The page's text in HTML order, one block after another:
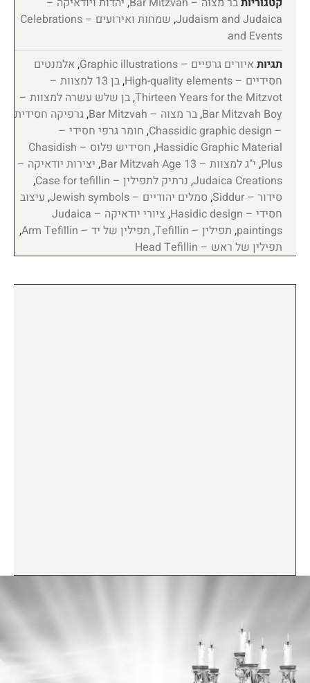
Judaism and Judaica
,
שמחות ואירועים – Celebrations
and Events
תגיות איורים גרפיים – Graphic illustrations , אלמנטים
חסידיים – High-quality elements
,
בן 13 למצוות –
Thirteen Years for the Mitzvot
,בן שלש עשרה למצוות –
Bar Mitzvah Boy
,בר מצוה – Bar Mitzvah ,גרפיקה חסידית
– Chassidic graphic design
, חומר גרפי חסידי –
Hassidic Graphic Material
,
חסידיש פלוס – Chasidish
Plus
, י"ג למצוות – Bar Mitzvah Age 13 , יצירות יודאיקה –
Judaica Creations
, נרתיק לתפילין – Case for tefillin
,
סידור – Siddur
, סמלים יהודיים – Jewish symbols , עיצוב
חסידי – Hasidic design
,
ציורי יודאיקה – Judaica
paintings
, תפילין – Tefillin , תפילין של יד – Arm Tefillin
,
תפילין של ראש – Head Tefillin